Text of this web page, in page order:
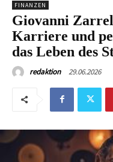
FINANZEN
Giovanni
Karriere und
das Leben des
redaktion 29.06.2026